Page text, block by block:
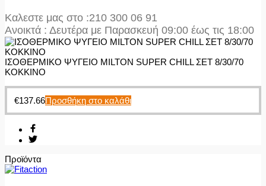
Καλεστε μας στο :210 300 06 91
Ανοικτά : Δευτέρα με Παρασκευή 09:00 έως τις 18:00
ΙΣΟΘΕΡΜΙΚΟ ΨΥΓΕΙΟ MILTON SUPER CHILL ΣΕΤ 8/30/70
ΚΟΚΚΙΝΟ
€137.66Προσθήκη στο καλάθι
Προϊόντα